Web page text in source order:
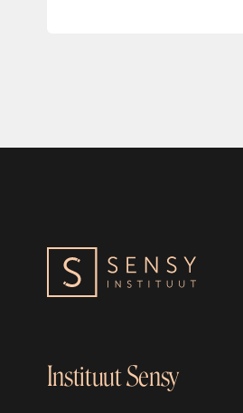
Instituut Sensy